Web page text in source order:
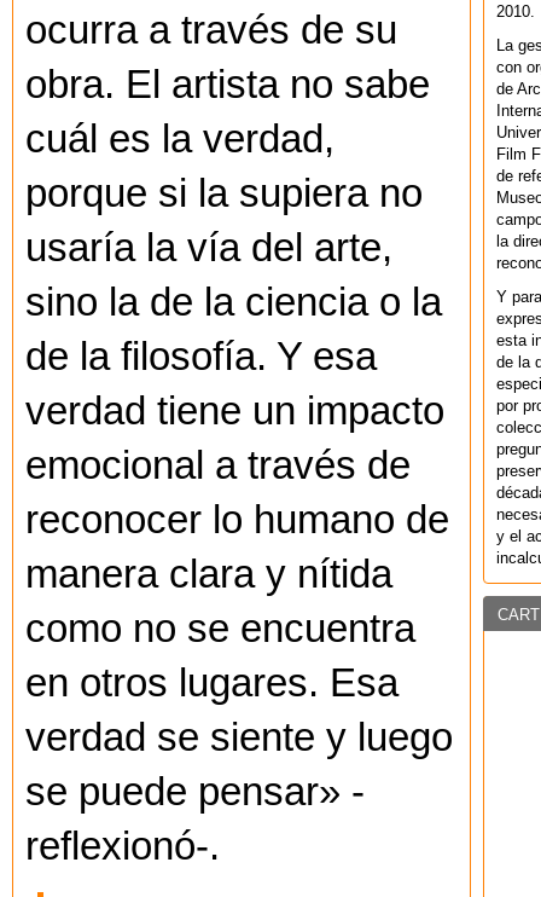
ocurra a través de su
obra. El artista no sabe
cuál es la verdad,
porque si la supiera no
usaría la vía del arte,
sino la de la ciencia o la
de la filosofía. Y esa
verdad tiene un impacto
emocional a través de
reconocer lo humano de
manera clara y nítida
como no se encuentra
en otros lugares. Esa
verdad se siente y luego
se puede pensar» -
reflexionó-.
2010.
La
con
de
Film
de
la
Y
esta
de la
por
y el